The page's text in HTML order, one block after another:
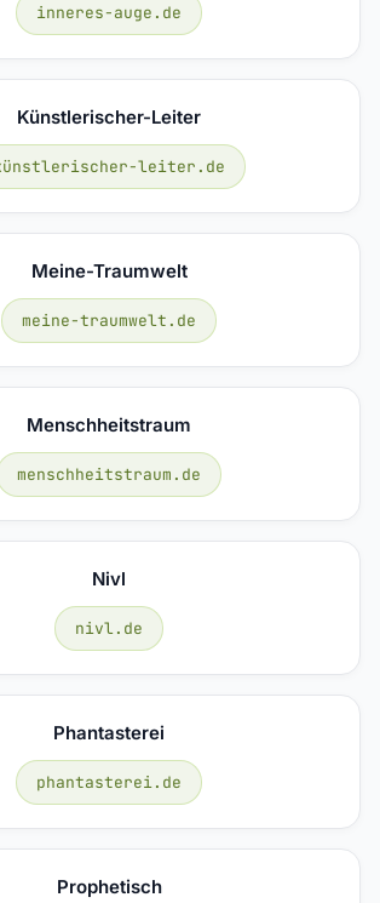
inneres-auge.de
Künstlerischer-Leiter
leiter.de
Meine-Traumwelt
meine-traumwelt.de
Menschheitstraum
menschheitstraum.de
Nivl
nivl.de
Phantasterei
phantasterei.de
Prophetisch